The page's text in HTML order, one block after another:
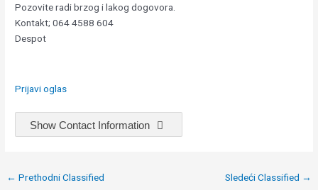
Pozovite radi brzog i lakog dogovora.
Kontakt; 064 4588 604
Despot
Prijavi oglas
Show Contact Information
Post
← Prethodni Classified Sledeći Classified →